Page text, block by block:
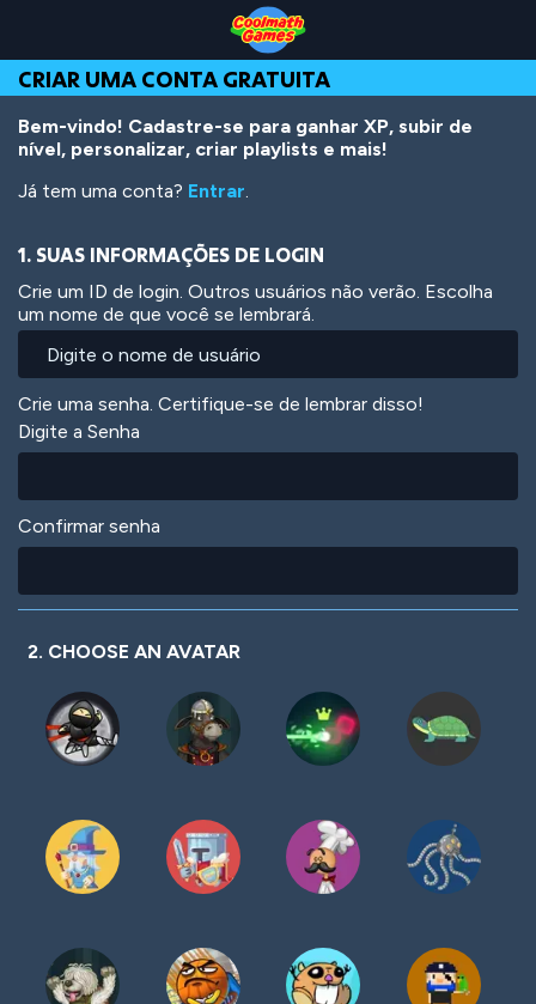
Top
of
Page
Navigation
Main
Content
Footer
o
conteúdo
principal
CRIAR UMA CONTA GRATUITA
Bem-vindo! Cadastre-se para ganhar XP, subir de
nível, personalizar, criar playlists e mais!
Já tem uma conta? Entrar.
1. SUAS INFORMAÇÕES DE LOGIN
Crie um ID de login. Outros usuários não verão. Escolha
um nome de que você se lembrará.
Crie uma senha. Certifique-se de lembrar disso!
Digite a Senha
Confirmar senha
2. CHOOSE AN AVATAR